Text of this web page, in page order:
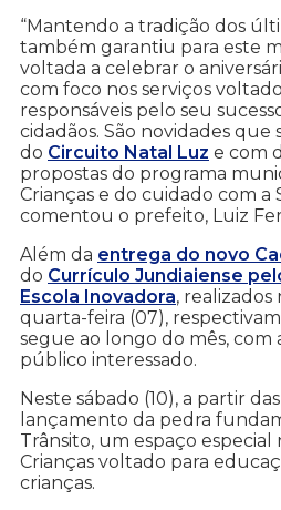
“Mantendo a tradição dos
também garantiu para este
voltada a celebrar o
com foco nos serviços
responsáveis pelo seu
cidadãos. São novidades que
do Circuito Natal Luz e com
propostas do programa
Crianças e do cuidado com a
comentou o prefeito, Luiz
Além da entrega do novo
do Currículo Jundiaiense
Escola Inovadora, realizados
quarta-feira (07),
segue ao longo do mês, com
público interessado.
Neste sábado (10), a partir
lançamento da pedra
Trânsito, um espaço
Crianças voltado para
crianças.